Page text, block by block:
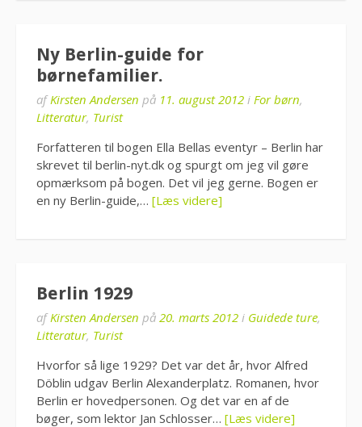
Ny Berlin-guide for
børnefamilier.
afKirsten Andersen på 11. august 2012 i For børn,
Litteratur, Turist
Forfatteren til bogen Ella Bellas eventyr – Berlin har
skrevet til berlin-nyt.dk og spurgt om jeg vil gøre
opmærksom på bogen. Det vil jeg gerne. Bogen er
en ny Berlin-guide,… [Læs videre]
Berlin 1929
afKirsten Andersen på 20. marts 2012 i Guidede ture,
Litteratur, Turist
Hvorfor så lige 1929? Det var det år, hvor Alfred
Döblin udgav Berlin Alexanderplatz. Romanen, hvor
Berlin er hovedpersonen. Og det var en af de
bøger, som lektor Jan Schlosser… [Læs videre]